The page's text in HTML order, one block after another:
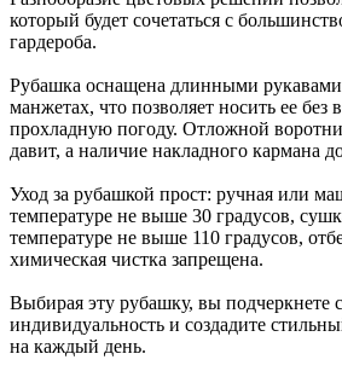
который будет сочетаться с
гардероба.
Рубашка оснащена длинными
манжетах, что позволяет носить ее
прохладную погоду. Отложной
давит, а наличие накладного кармана
Уход за рубашкой прост: ручная или
температуре не выше 30 градусов,
температуре не выше 110 градусов,
химическая чистка запрещена.
Выбирая эту рубашку, вы подчеркнете
индивидуальность и создадите
на каждый день.